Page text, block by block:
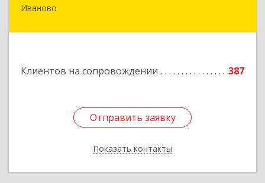
Иваново
Клиентов на сопровождении 387
Отправить заявку
Показать контакты
153000, Ивановская обл, Иваново г, Жарова ул,
Отправить заявку
Назад